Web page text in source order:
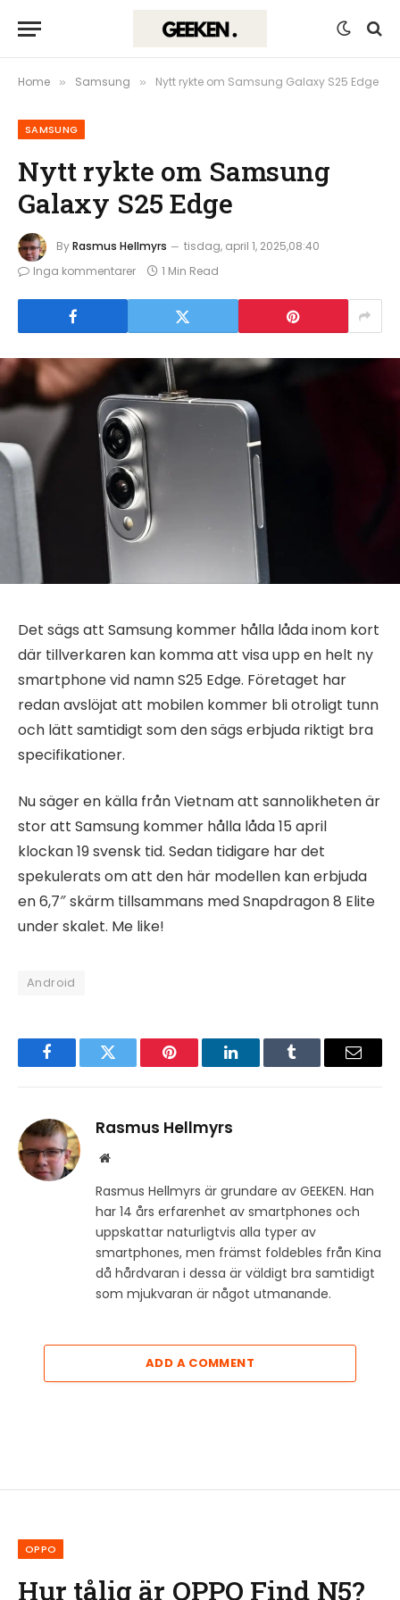
Home » Samsung » Nytt rykte om Samsung Galaxy S25 Edge
SAMSUNG
Nytt rykte om Samsung
Galaxy S25 Edge
ByRasmus Hellmyrs
tisdag, april 1, 2025,08:40
Inga kommentarer
1 Min Read
Det sägs att Samsung kommer hålla låda inom kort
där tillverkaren kan komma att visa upp en helt ny
smartphone vid namn S25 Edge. Företaget har
redan avslöjat att mobilen kommer bli otroligt tunn
och lätt samtidigt som den sägs erbjuda riktigt bra
specifikationer.
Nu säger en källa från Vietnam att sannolikheten är
stor att Samsung kommer hålla låda 15 april
klockan 19 svensk tid. Sedan tidigare har det
spekulerats om att den här modellen kan erbjuda
en 6,7″ skärm tillsammans med Snapdragon 8 Elite
under skalet. Me like!
Android
FacebookTwitter Pinterest LinkedInTumblr Email
Rasmus Hellmyrs
Website
Rasmus Hellmyrs är grundare av GEEKEN. Han
har 14 års erfarenhet av smartphones och
uppskattar naturligtvis alla typer av
smartphones, men främst foldebles från Kina
då hårdvaran i dessa är väldigt bra samtidigt
som mjukvaran är något utmanande.
ADD A COMMENT
OPPO
Hur tålig är OPPO Find N5?